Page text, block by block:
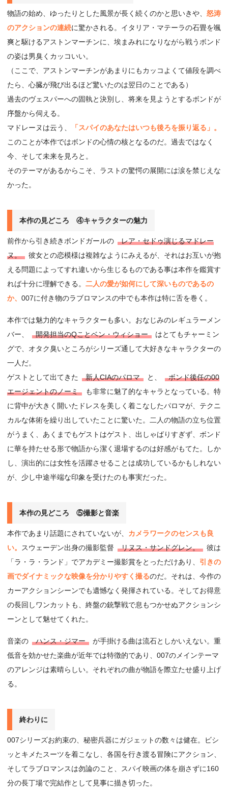
物語の始め、ゆったりとした風景が長く続くのかと思いきや、 怒涛
のアクションの連続に驚かされる。イタリア・マテーラの石畳を颯
爽と駆けるアストンマーチンに、埃まみれになりながら戦うボンド
の姿は男臭くカッコいい。
（ここで、アストンマーチンがあまりにもカッコよくて値段を調べ
たら、心臓が飛び出るほど驚いたのは翌日のことである）
過去のヴェスパーへの固執と決別し、将来を見ようとするボンドが
序盤から伺える。
マドレーヌは云う、
「スパイのあなたはいつも後ろを振り返る」。
このことが本作ではボンドの心情の核となるのだ。過去ではなく
今、そして未来を見ろと。
そのテーマがあるからこそ、ラストの驚愕の展開には涙を禁じえな
かった。
本作の見どころ ④キャラクターの魅力
前作から引き続きボンドガールの
レア・セドゥ演じるマドレー
ヌ。
彼女との恋模様は複雑なようにみえるが、それはお互いが抱
える問題によってすれ違いから生じるものである事は本作を鑑賞す
れば十分に理解できる。 二人の愛が如何にして深いものであるの
か、 007に付き物のラブロマンスの中でも本作は特に舌を巻く。
本作では魅力的なキャラクターも多い。おなじみのレギュラーメン
バー、
開発担当のQことベン・ウィショー
はとてもチャーミン
グで、オタク臭いところがシリーズ通して大好きなキャラクターの
一人だ。
ゲストとして出てきた
新人CIAのパロマ と、
ボンド後任の00
エージェントのノーミ
も非常に魅了的なキャラとなっている。特
に背中が大きく開いたドレスを美しく着こなしたパロマが、テクニ
カルな体術を繰り出していたことに驚いた。二人の物語の立ち位置
がうまく、あくまでもゲストはゲスト、出しゃばりすぎず、ボンド
に華を持たせる形で物語から潔く退場するのは好感がもてた。しか
し、演出的には女性を活躍させることは成功しているかもしれない
が、少し中途半端な印象を受けたのも事実だった。
本作の見どころ ⑤撮影と音楽
本作であまり話題にされていないが、 カメラワークのセンスも良
い。
スウェーデン出身の撮影監督 リヌス・サンドグレン。
彼は
「ラ・ラ・ランド」でアカデミー撮影賞をとっただけあり、 引きの
画でダイナミックな映像を分かりやすく撮るのだ。それは、今作の
カーアクションシーンでも遺憾なく発揮されている。そしてお得意
の長回しワンカットも、終盤の銃撃戦で息もつかせぬアクションシ
ーンとして魅せてくれた。
音楽の ハンス・ジマー
が手掛ける曲は流石としかいえない。重
低音を効かせた楽曲が近年では特徴的であり、007のメインテーマ
のアレンジは素晴らしい。それぞれの曲が物語を際立たせ盛り上げ
る。
終わりに
007シリーズお約束の、秘密兵器にガジェットの数々は健在。ビシ
ッとキメたスーツを着こなし、各国を行き渡る冒険にアクション、
そしてラブロマンスは勿論のこと、スパイ映画の体を崩さずに160
分の長丁場で完結作として見事に描き切った。